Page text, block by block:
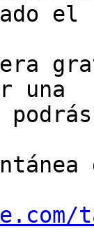
el
una